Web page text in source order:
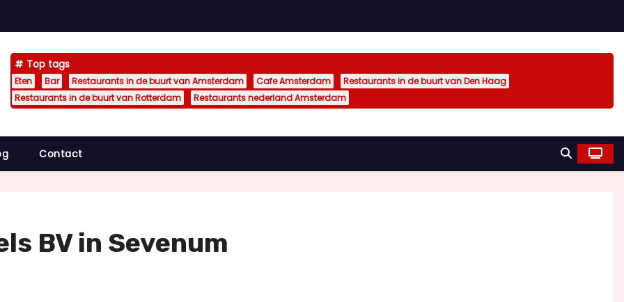
Top tags
Eten Bar Restaurants in de buurt van Amsterdam Cafe Amsterdam
Restaurants in de buurt van Den Haag
Restaurants in de buurt van Rotterdam
Restaurants nederland Amsterdam
Contact
BV in Sevenum